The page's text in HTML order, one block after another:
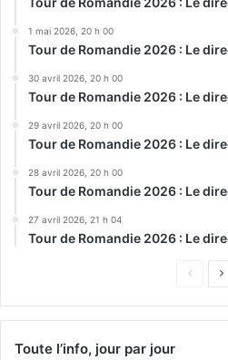
1 mai 2026, 20 h 00
Tour de Romandie 2026 : Le
30 avril 2026, 20 h 00
Tour de Romandie 2026 : Le
29 avril 2026, 20 h 00
Tour de Romandie 2026 : Le
28 avril 2026, 20 h 00
Tour de Romandie 2026 : Le
27 avril 2026, 21 h 04
Tour de Romandie 2026 : Le
Page
Toute l’info, jour par jour